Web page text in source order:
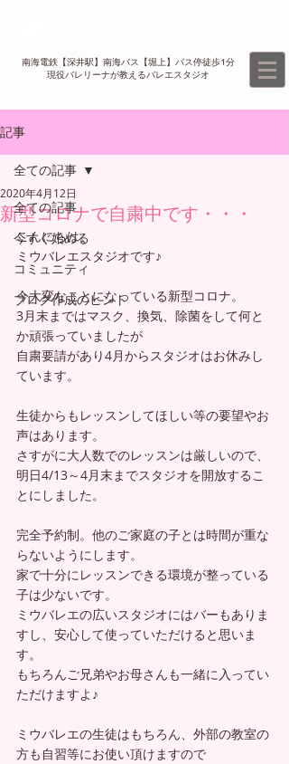
南海電鉄【深井駅】南海バス【堀上】バス停徒歩1分
現役バレリーナが教えるバレエスタジオ​
記事
全ての記事
今すぐ始める
コミュニティ
ブログ作成のヒント
全ての記事
新型コロナで自粛中です・・・
2020年4月12日
こんにちは。
ミウバレエスタジオです♪
今大変なことになっている新型コロナ。
3月末まではマスク、換気、除菌をして何と
か頑張っていましたが
自粛要請があり4月からスタジオはお休みし
ています。
生徒からもレッスンしてほしい等の要望やお
声はあります。
さすがに大人数でのレッスンは厳しいので、
明日4/13～4月末までスタジオを開放するこ
とにしました。
完全予約制。他のご家庭の子とは時間が重な
らないようにします。
家で十分にレッスンできる環境が整っている
子は少ないです。
ミウバレエの広いスタジオにはバーもありま
すし、安心して使っていただけると思いま
す。
もちろんご兄弟やお母さんも一緒に入ってい
ただけますよ♪
ミウバレエの生徒はもちろん、外部の教室の
方も自習等にお使い頂けますので